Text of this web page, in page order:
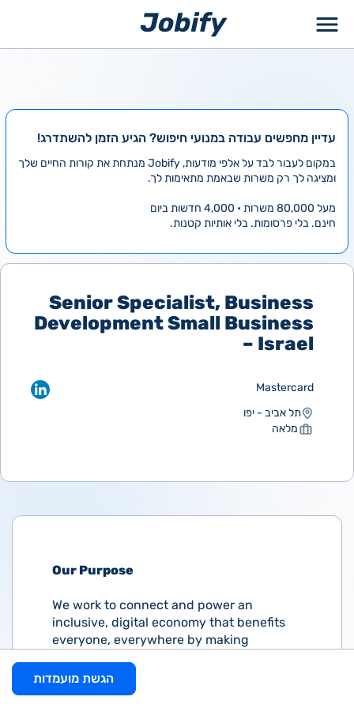
עדיין מחפשים עבודה במנועי חיפוש? הגיע הזמן להשתדרג!
במקום לעבור לבד על אלפי מודעות, Jobify מנתחת את קורות החיים שלך
ומציגה לך רק משרות שבאמת מתאימות לך.
מעל 80,000 משרות • 4,000 חדשות ביום
חינם. בלי פרסומות. בלי אותיות קטנות.
Senior Specialist, Business
Development Small Business
– Israel
Mastercard
תל אביב - יפו
מלאה
Our Purpose
We work to connect and power an
inclusive, digital economy that benefits
everyone, everywhere by making
accessible. Using secure data and
networks, partnerships and passion, our
הגשת מועמדות